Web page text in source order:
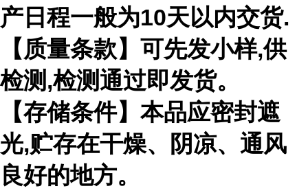
产日程一般为10天以内交货.
【质量条款】可先发小样,供
检测,检测通过即发货。
【存储条件】本品应密封遮
光,贮存在干燥、阴凉、通风
良好的地方。